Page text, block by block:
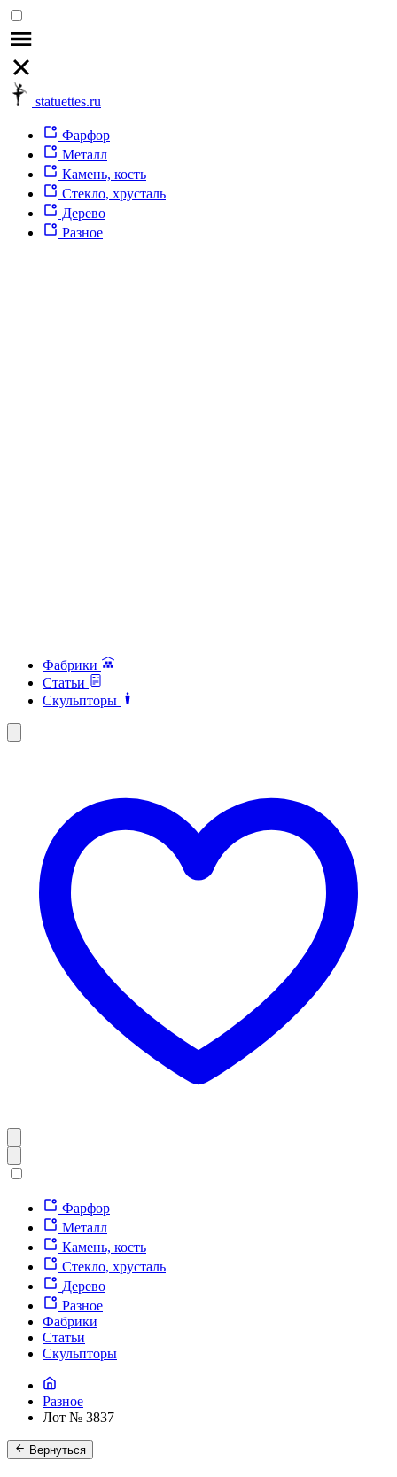
statuettes.ru
Фарфор
Металл
Камень, кость
Стекло, хрусталь
Дерево
Разное
Фабрики
Статьи
Скульпторы
Фарфор
Металл
Камень, кость
Стекло, хрусталь
Дерево
Разное
Фабрики
Статьи
Скульпторы
Разное
Лот № 3837
Вернуться